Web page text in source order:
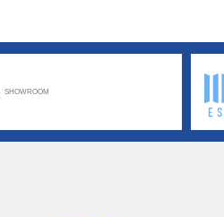
SHOWROOM